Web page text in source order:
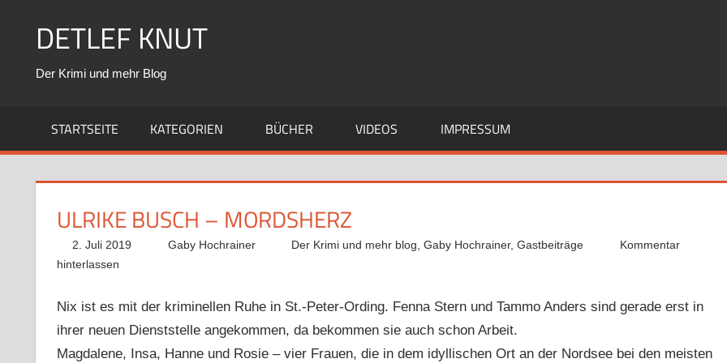
DETLEF KNUT
Der Krimi und mehr Blog
STARTSEITE KATEGORIEN BÜCHER VIDEOS IMPRESSUM
ULRIKE BUSCH – MORDSHERZ
2. Juli 2019 Gaby Hochrainer Der Krimi und mehr blog ,Gaby Hochrainer,Gastbeiträge
Kommentar
hinterlassen
Nix ist es mit der kriminellen Ruhe in St.-Peter-Ording. Fenna Stern und Tammo Anders sind gerade erst in
ihrer neuen Dienststelle angekommen, da bekommen sie auch schon Arbeit.
Magdalene, Insa, Hanne und Rosie – vier Frauen, die in dem idyllischen Ort an der Nordsee bei den meisten